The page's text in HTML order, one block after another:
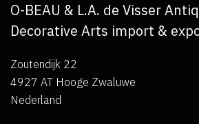
O-BEAU & L.A. de Visser
Decorative Arts import &
Zoutendijk 22
4927 AT Hooge Zwaluwe
Nederland